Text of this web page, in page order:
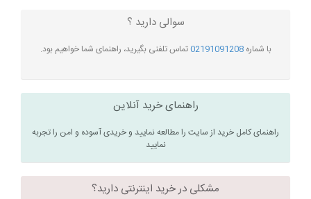
سوالی دارید ؟
با شماره02191091208تماس تلفنی بگیرید، راهنمای شما خواهیم بود.
راهنمای خرید آنلاین
راهنمای کامل خرید از سایت را مطالعه نمایید و خریدی آسوده و امن را تجربه
نمایید
مشکلی در خرید اینترنتی دارید؟